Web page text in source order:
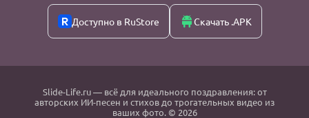
Доступно в RuStore Скачать .APK
Slide-Life.ru— всё для идеального поздравления: от
авторских ИИ-песен и стихов до трогательных видео из
ваших фото. © 2026